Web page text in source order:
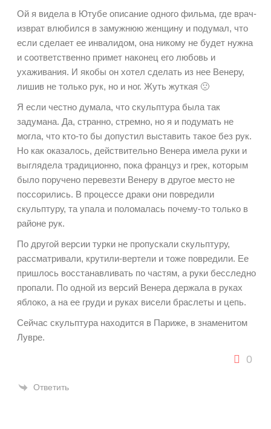
Ой я видела в Ютубе описание одного фильма, где врач-
изврат влюбился в замужнюю женщину и подумал, что
если сделает ее инвалидом, она никому не будет нужна
и соответственно примет наконец его любовь и
ухаживания. И якобы он хотел сделать из нее Венеру,
лишив не только рук, но и ног. Жуть жуткая 🙁
Я если честно думала, что скульптура была так
задумана. Да, странно, стремно, но я и подумать не
могла, что кто-то бы допустил выставить такое без рук.
Но как оказалось, действительно Венера имела руки и
выглядела традиционно, пока француз и грек, которым
было поручено перевезти Венеру в другое место не
поссорились. В процессе драки они повредили
скульптуру, та упала и поломалась почему-то только в
районе рук.
По другой версии турки не пропускали скульптуру,
рассматривали, крутили-вертели и тоже повредили. Ее
пришлось восстанавливать по частям, а руки бесследно
пропали. По одной из версий Венера держала в руках
яблоко, а на ее груди и руках висели браслеты и цепь.
Сейчас скульптура находится в Париже, в знаменитом
Лувре.
0
Ответить